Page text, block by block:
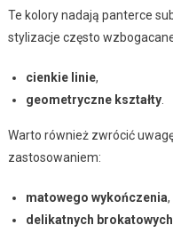
Te kolory nadają panterce
stylizacje często
cienkie linie,
geometryczne kształty.
Warto również zwrócić
zastosowaniem:
matowego wykończenia,
delikatnych